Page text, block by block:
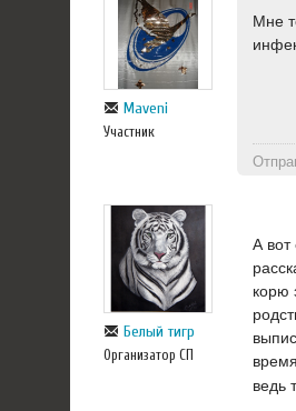
Maveni
Участник
Мне
Белый тигр
Организатор СП
А вот
корю
ведь